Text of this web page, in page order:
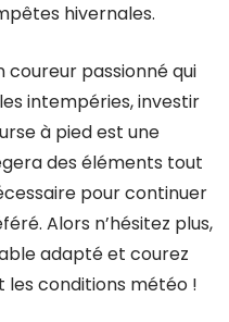
hivernales.
coureur passionné qui
intempéries, investir
à pied est une
des éléments tout
pour continuer
Alors n’hésitez plus,
adapté et courez
les conditions météo !